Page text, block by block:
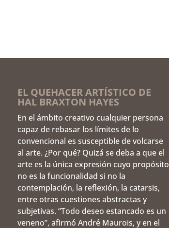
EL QUEHACER ARTÍSTICO DE
HAL BRAXTON HAYES
En el ámbito creativo cualquier persona
capaz de rebasar los límites de lo
convencional es susceptible de volcarse
al arte. ¿Por qué? Quizá se deba a que el
arte es la única expresión cuyo propósito
no es la funcionalidad si no la
contemplación, la reflexión, la catarsis,
entre otras cuestiones abstractas y
subjetivas. “Todo deseo estancado es un
veneno”, afirmó André Maurois, y en el